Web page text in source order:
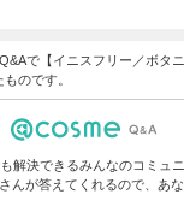
で【イニスフリー／ボ
のです。
解決できるみんなのコミュ
んが答えてくれるので、あ